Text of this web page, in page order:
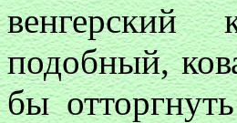
венгерский
подобный,
бы